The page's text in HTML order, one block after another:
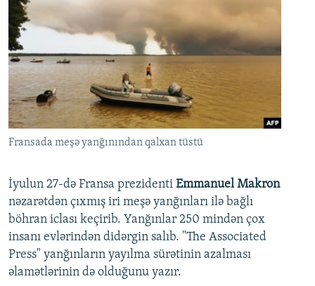
Fransada meşə yanğınından qalxan tüstü
İyulun 27-də Fransa prezidenti Emmanuel Makron
nəzarətdən çıxmış iri meşə yanğınları ilə bağlı
böhran iclası keçirib. Yanğınlar 250 mindən çox
insanı evlərindən didərgin salıb. "The Associated
Press" yanğınların yayılma sürətinin azalması
əlamətlərinin də olduğunu yazır.